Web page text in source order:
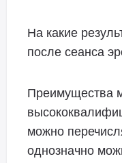
На какие
после сеанса
Преимущества
можно
однозначно